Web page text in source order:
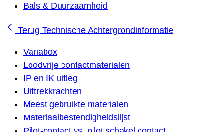
Bals & Duurzaamheid
Terug Technische Achtergrondinformatie
Variabox
Loodvrije contactmaterialen
IP en IK uitleg
Uittrekkrachten
Meest gebruikte materialen
Materiaalbestendigheidslijst